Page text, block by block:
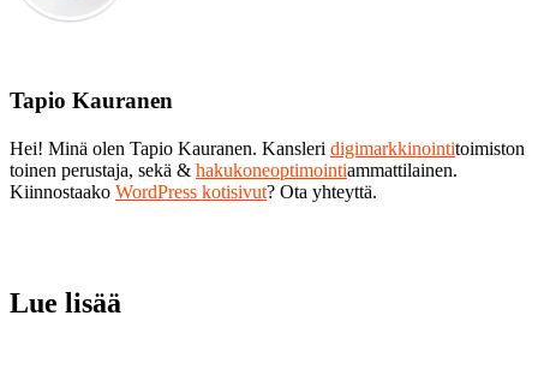
Tapio Kauranen
Hei! Minä olen Tapio Kauranen. Kansleri digimarkkinointitoimiston
toinen perustaja, sekä & hakukoneoptimointiammattilainen.
Kiinnostaako WordPress kotisivut? Ota yhteyttä.
Lue lisää